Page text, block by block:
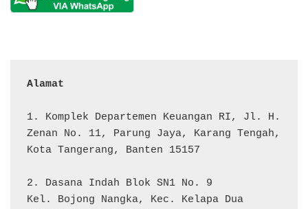
Alamat
1. Komplek Departemen Keuangan RI, Jl. H.
Zenan No. 11, Parung Jaya, Karang Tengah,
Kota Tangerang, Banten 15157
2. Dasana Indah Blok SN1 No. 9
Kel. Bojong Nangka, Kec. Kelapa Dua